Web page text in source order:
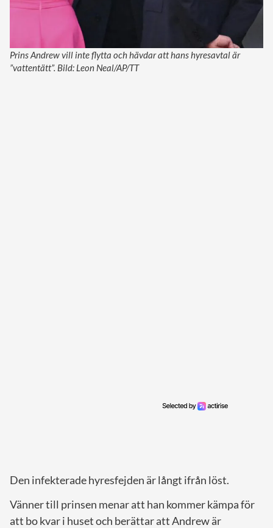
Prins Andrew vill inte flytta och hävdar att hans hyresavtal är
”vattentätt”. Bild: Leon Neal/AP/TT
Den infekterade hyresfejden är långt ifrån löst.
Vänner till prinsen menar att han kommer kämpa för
att bo kvar i huset och berättar att Andrew är